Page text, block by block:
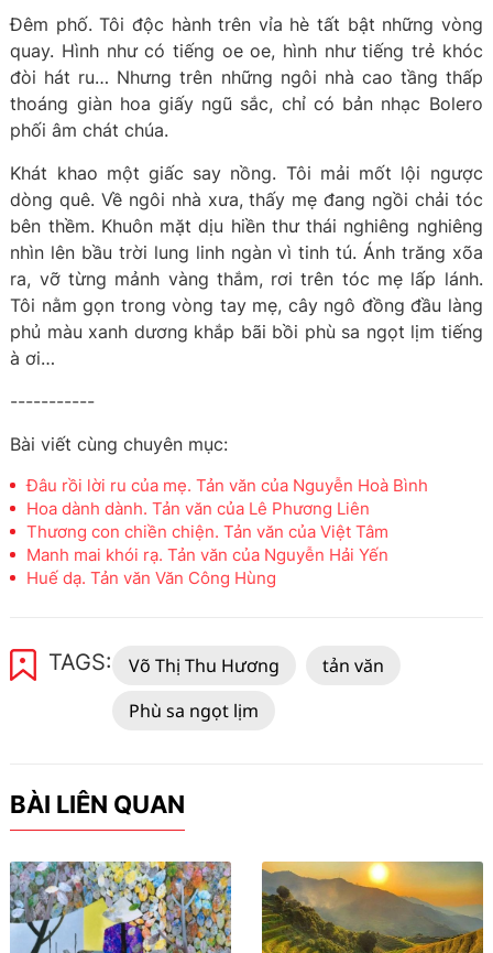
Đêm phố. Tôi độc hành trên vỉa hè tất bật những vòng
quay. Hình như có tiếng oe oe, hình như tiếng trẻ khóc
đòi hát ru… Nhưng trên những ngôi nhà cao tầng thấp
thoáng giàn hoa giấy ngũ sắc, chỉ có bản nhạc Bolero
phối âm chát chúa.
Khát khao một giấc say nồng. Tôi mải mốt lội ngược
dòng quê. Về ngôi nhà xưa, thấy mẹ đang ngồi chải tóc
bên thềm. Khuôn mặt dịu hiền thư thái nghiêng nghiêng
nhìn lên bầu trời lung linh ngàn vì tinh tú. Ánh trăng xõa
ra, vỡ từng mảnh vàng thắm, rơi trên tóc mẹ lấp lánh.
Tôi nằm gọn trong vòng tay mẹ, cây ngô đồng đầu làng
phủ màu xanh dương khắp bãi bồi phù sa ngọt lịm tiếng
à ơi…
-----------
Bài viết cùng chuyên mục:
Đâu rồi lời ru của mẹ. Tản văn của Nguyễn Hoà Bình
Hoa dành dành. Tản văn của Lê Phương Liên
Thương con chiền chiện. Tản văn của Việt Tâm
Manh mai khói rạ. Tản văn của Nguyễn Hải Yến
Huế dạ. Tản văn Văn Công Hùng
TAGS: Võ Thị Thu Hương
tản văn
Phù sa ngọt lịm
BÀI LIÊN QUAN